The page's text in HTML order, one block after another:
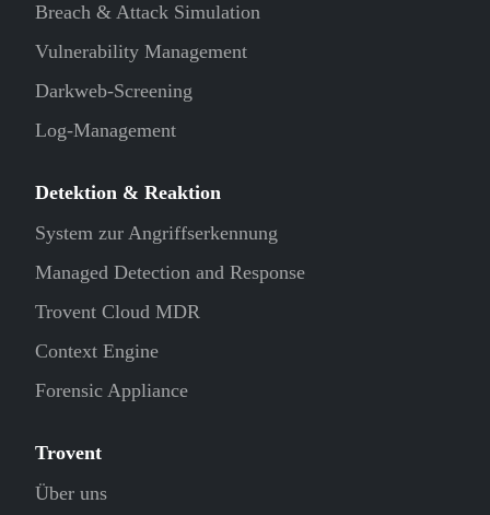
Breach & Attack Simulation
Vulnerability Management
Darkweb-Screening
Log-Management
Detektion & Reaktion
System zur Angriffserkennung
Managed Detection and Response
Trovent Cloud MDR
Context Engine
Forensic Appliance
Trovent
Über uns